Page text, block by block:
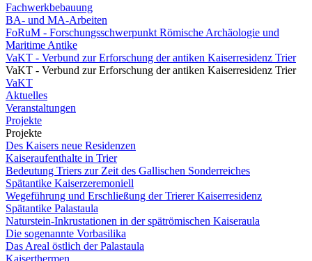
Fachwerkbebauung
BA- und MA-Arbeiten
FoRuM - Forschungsschwerpunkt Römische Archäologie und
Maritime Antike
VaKT - Verbund zur Erforschung der antiken Kaiserresidenz Trier
VaKT - Verbund zur Erforschung der antiken Kaiserresidenz Trier
VaKT
Aktuelles
Veranstaltungen
Projekte
Projekte
Des Kaisers neue Residenzen
Kaiseraufenthalte in Trier
Bedeutung Triers zur Zeit des Gallischen Sonderreiches
Spätantike Kaiserzeremoniell
Wegeführung und Erschließung der Trierer Kaiserresidenz
Spätantike Palastaula
Naturstein-Inkrustationen in der spätrömischen Kaiseraula
Die sogenannte Vorbasilika
Das Areal östlich der Palastaula
Kaiserthermen